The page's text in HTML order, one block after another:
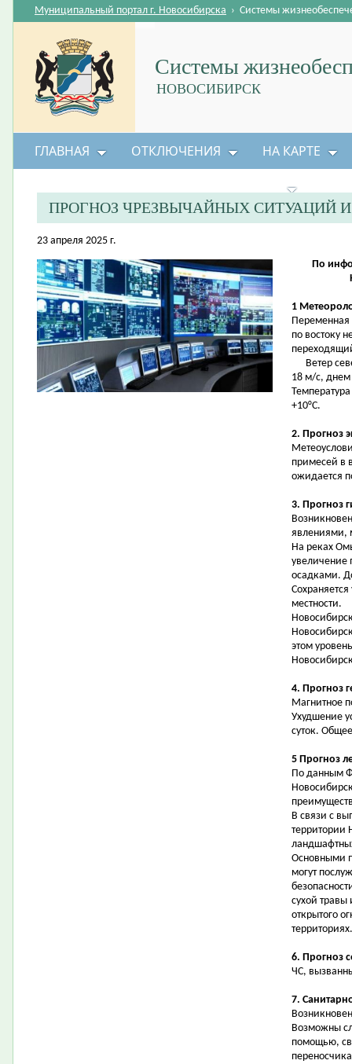
Системы
НОВОСИБИРСК
Муниципальный портал г. Новосибирска › Системы
ГЛАВНАЯ ОТКЛЮЧЕНИЯ НА КАРТЕ
ПРОГНОЗ ЧРЕЗВЫЧАЙНЫХ СИТУАЦИЙ
23 апреля 2025 г.
По
1
Переменная
по востоку
Ветер
18 м/с,
+10°С.
2. Прогноз
примесей в
ожидается
3. Прогноз
явлениями,
На реках
увеличение
осадками.
местности.
этом
4. Прогноз
Магнитное
Ухудшение
суток.
5 Прогноз
По данным
В связи с
территории
Основными
могут
сухой
открытого
территориях.
6. Прогноз
ЧС,
7.
Возможны
помощью,